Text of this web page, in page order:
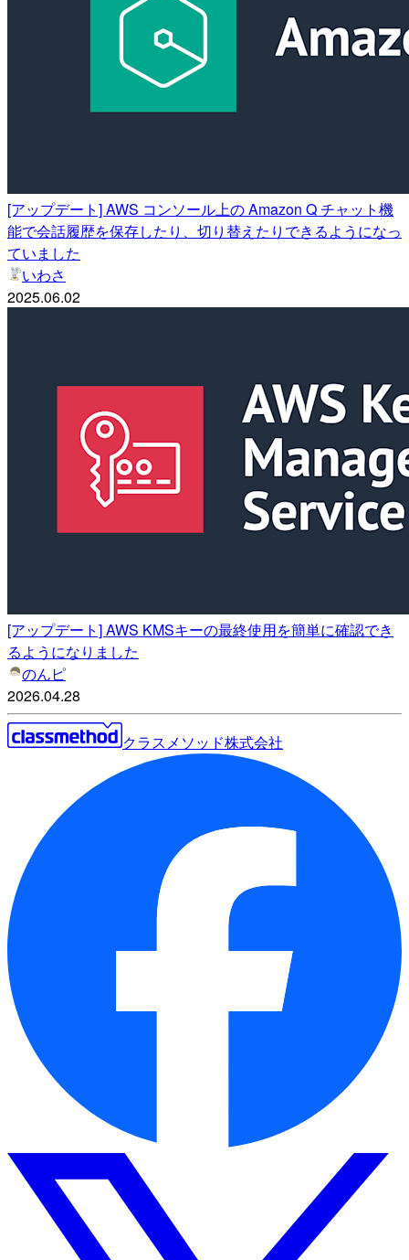
[アップデート] AWS コンソール上の Amazon Q チャット機
能で会話履歴を保存したり、切り替えたりできるようになっ
ていました
いわさ
2025.06.02
[アップデート] AWS KMSキーの最終使用を簡単に確認でき
るようになりました
のんピ
2026.04.28
クラスメソッド株式会社